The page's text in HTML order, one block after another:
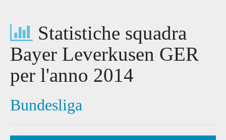
Statistiche squadra
Bayer Leverkusen GER
per l'anno 2014
Bundesliga